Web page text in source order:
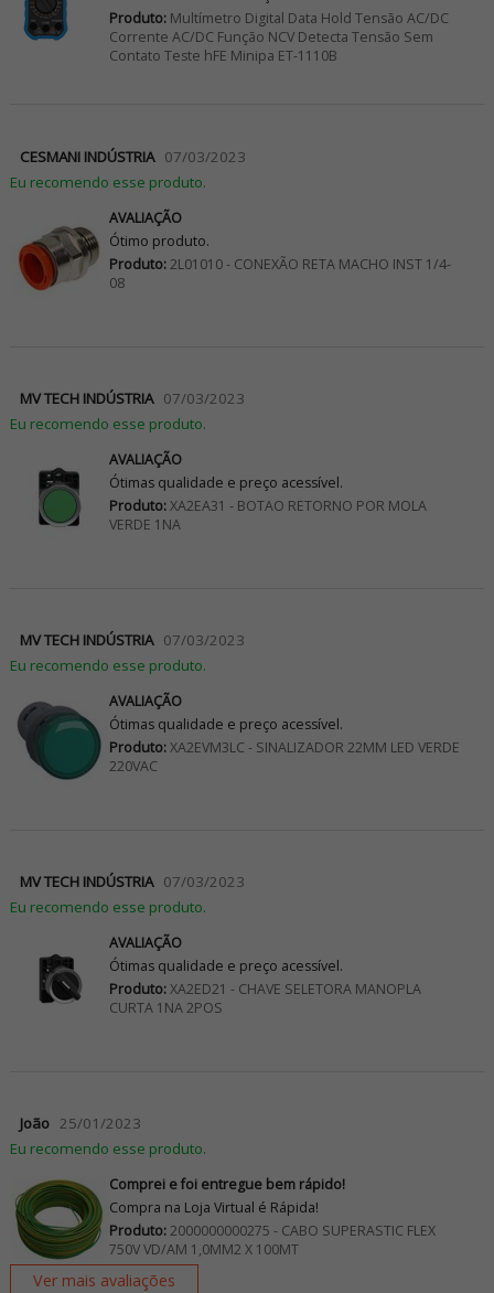
Produto:Multímetro Digital Data Hold Tensão AC/DC
Corrente AC/DC Função NCV Detecta Tensão Sem
Contato Teste hFE Minipa ET-1110B
CESMANI INDÚSTRIA 07/03/2023
Eu recomendo esse produto.
AVALIAÇÃO
Ótimo produto.
Produto:2L01010 - CONEXÃO RETA MACHO INST 1/4-
08
MV TECH INDÚSTRIA 07/03/2023
Eu recomendo esse produto.
AVALIAÇÃO
Ótimas qualidade e preço acessível.
Produto:XA2EA31 - BOTAO RETORNO POR MOLA
VERDE 1NA
MV TECH INDÚSTRIA 07/03/2023
Eu recomendo esse produto.
AVALIAÇÃO
Ótimas qualidade e preço acessível.
Produto:XA2EVM3LC - SINALIZADOR 22MM LED VERDE
220VAC
MV TECH INDÚSTRIA 07/03/2023
Eu recomendo esse produto.
AVALIAÇÃO
Ótimas qualidade e preço acessível.
Produto:XA2ED21 - CHAVE SELETORA MANOPLA
CURTA 1NA 2POS
João 25/01/2023
Eu recomendo esse produto.
Comprei e foi entregue bem rápido!
Compra na Loja Virtual é Rápida!
Produto:2000000000275 - CABO SUPERASTIC FLEX
750V VD/AM 1,0MM2 X 100MT
Ver mais avaliações